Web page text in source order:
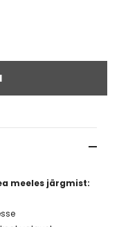
meeles järgmist: